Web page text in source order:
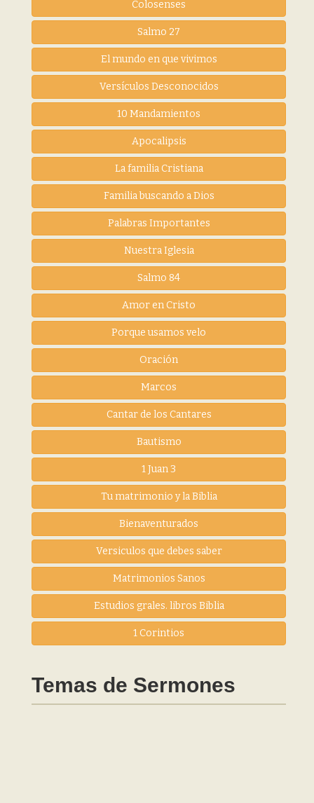
Colosenses
Salmo 27
El mundo en que vivimos
Versículos Desconocidos
10 Mandamientos
Apocalipsis
La familia Cristiana
Familia buscando a Dios
Palabras Importantes
Nuestra Iglesia
Salmo 84
Amor en Cristo
Porque usamos velo
Oración
Marcos
Cantar de los Cantares
Bautismo
1 Juan 3
Tu matrimonio y la Biblia
Bienaventurados
Versiculos que debes saber
Matrimonios Sanos
Estudios grales. libros Biblia
1 Corintios
Temas de Sermones